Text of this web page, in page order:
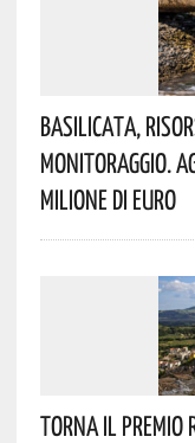
Basilicata,
Monitoraggio.
Milione Di Euro
Torna Il